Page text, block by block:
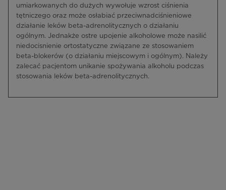
umiarkowanych do dużych wywołuje wzrost ciśnienia
tętniczego oraz może osłabiać przeciwnadciśnieniowe
działanie leków beta-adrenolitycznych o działaniu
ogólnym. Jednakże ostre upojenie alkoholowe może nasilić
niedocisnienie ortostatyczne związane ze stosowaniem
beta-blokerów (o działaniu miejscowym i ogólnym). Należy
zalecać pacjentom unikanie spożywania alkoholu podczas
stosowania leków beta-adrenolitycznych.